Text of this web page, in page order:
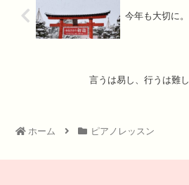
今年も大切に。
言うは易し、行うは難し
ホーム ピアノレッスン